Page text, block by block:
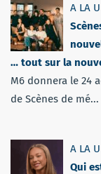
A LA
… tout sur la
M6 donnera le 24
de Scènes de mé...
A LA
Qui